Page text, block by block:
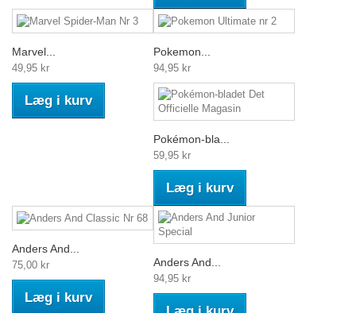
Marvel...
49,95 kr
Læg i kurv
Pokemon...
94,95 kr
Pokémon-bla...
59,95 kr
Læg i kurv
Anders And...
75,00 kr
Læg i kurv
Anders And...
94,95 kr